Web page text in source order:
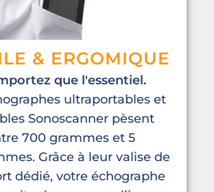
& ERGOMIQUE
que l'essentiel.
ultraportables et
Sonoscanner pèsent
700 grammes et 5
Grâce à leur valise de
dédié, votre échographe